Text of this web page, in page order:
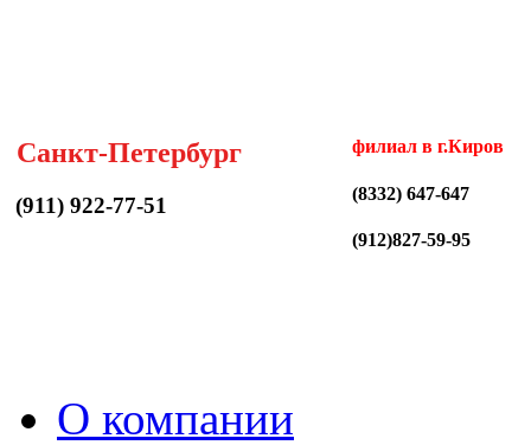
Санкт-Петербург
(911) 922-77-51
филиал в г.Киров
(8332) 647-647
(912)827-59-95
О компании